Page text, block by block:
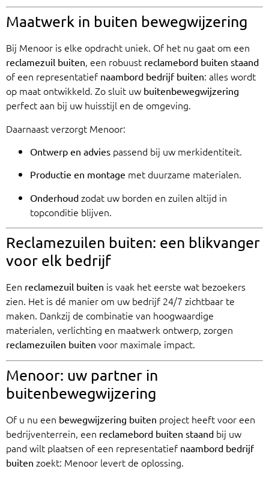
Maatwerk in buiten bewegwijzering
Bij Menoor is elke opdracht uniek. Of het nu gaat om een
reclamezuil buiten, een robuust reclamebord buiten staand
of een representatief naambord bedrijf buiten: alles wordt
op maat ontwikkeld. Zo sluit uw buitenbewegwijzering
perfect aan bij uw huisstijl en de omgeving.
Daarnaast verzorgt Menoor:
Ontwerp en advies passend bij uw merkidentiteit.
Productie en montage met duurzame materialen.
Onderhoud zodat uw borden en zuilen altijd in
topconditie blijven.
Reclamezuilen buiten: een blikvanger
voor elk bedrijf
Een reclamezuil buiten is vaak het eerste wat bezoekers
zien. Het is dé manier om uw bedrijf 24/7 zichtbaar te
maken. Dankzij de combinatie van hoogwaardige
materialen, verlichting en maatwerk ontwerp, zorgen
reclamezuilen buiten voor maximale impact.
Menoor: uw partner in
buitenbewegwijzering
Of u nu een bewegwijzering buiten project heeft voor een
bedrijventerrein, een reclamebord buiten staand bij uw
pand wilt plaatsen of een representatief naambord bedrijf
buiten zoekt: Menoor levert de oplossing.